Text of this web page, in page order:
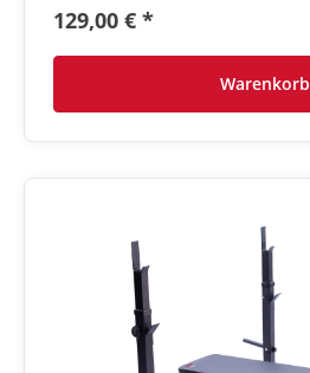
129,00 € *
Warenkorb